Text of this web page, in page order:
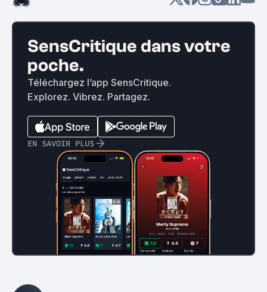
SensCritique dans votre
poche.
Téléchargez l’app SensCritique.
Explorez. Vibrez. Partagez.
EN SAVOIR PLUS